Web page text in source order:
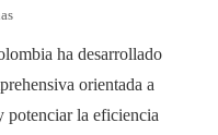
ha desarrollado
orientada a
potenciar la eficiencia